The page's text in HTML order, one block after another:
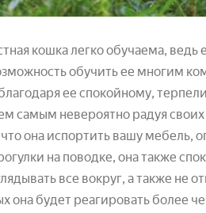
кошка легко обучаема, ведь
обучить ее многим
ее спокойному,
самым невероятно радуя
она испортить вашу мебель,
на поводке, она также
все вокруг, а также не
она будет реагировать более